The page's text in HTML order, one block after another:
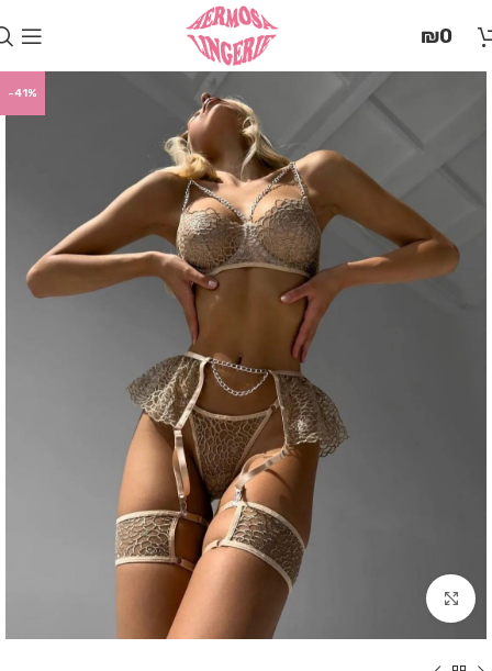
זֶה
לִנְגִישׁוּת
הָאֲתָר.
לִפְתִיחַת
₪0
-41%
Click to enlarge